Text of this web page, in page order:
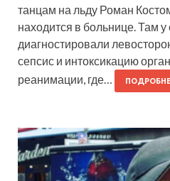
танцам на льду Роман
находится в больнице. Там
диагностировали
сепсис и интоксикацию
реанимации, где…